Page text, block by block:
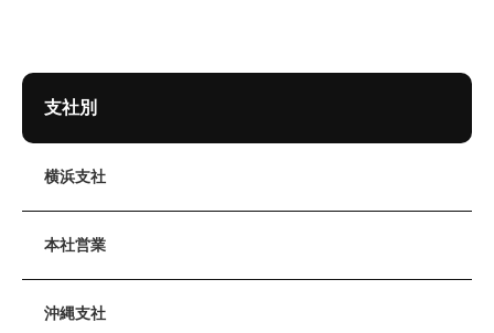
支社別
横浜支社
本社営業
沖縄支社